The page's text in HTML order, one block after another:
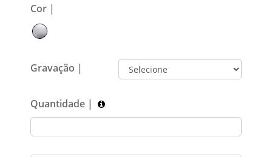
Cor |
Gravação |
Quantidade |